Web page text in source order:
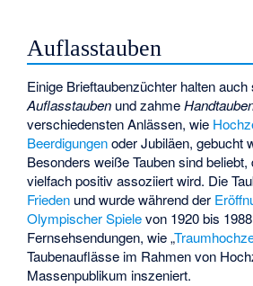
Auflasstauben
Einige Brieftaubenzüchter halten auch
Auflasstauben und zahme
verschiedensten Anlässen, wie
Beerdigungenoder Jubiläen, gebucht
Besonders weiße Tauben sind beliebt,
vielfach positiv assoziiert wird. Die
Frieden und wurde während der
Olympischer Spielevon 1920 bis
Fernsehsendungen, wie „
Taubenauflässe im Rahmen von
Massenpublikum inszeniert.